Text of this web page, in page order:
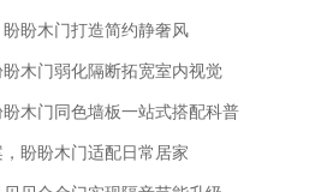
盼木门打造简约静奢风
木门弱化隔断拓宽室内视觉
木门同色墙板一站式搭配科普
盼盼木门适配日常居家